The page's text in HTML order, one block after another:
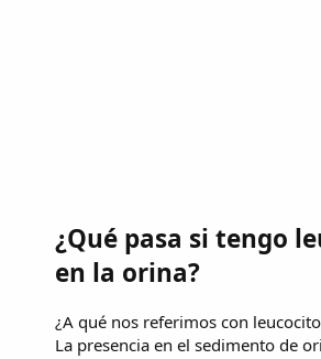
¿Qué pasa si tengo
en la orina?
¿A qué nos referimos con
La presencia en el sedimento de